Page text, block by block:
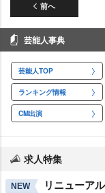
前へ
芸能人事典
芸能人TOP
ランキング情報
CM出演
求人特集
NEW
リニューア